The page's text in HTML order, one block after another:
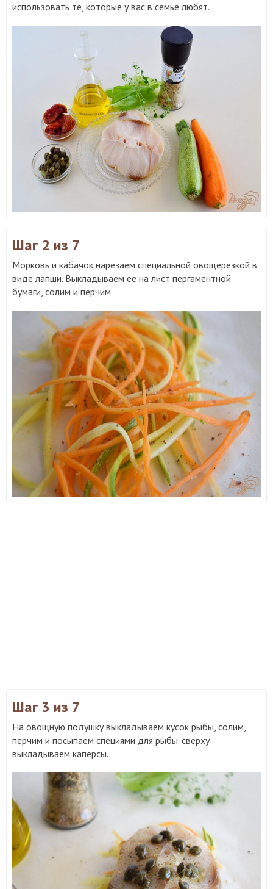
использовать те, которые у вас в семье любят.
Шаг 2 из 7
Морковь и кабачок нарезаем специальной овощерезкой в
виде лапши. Выкладываем ее на лист пергаментной
бумаги, солим и перчим.
Шаг 3 из 7
На овощную подушку выкладываем кусок рыбы, солим,
перчим и посыпаем специями для рыбы. сверху
выкладываем каперсы.